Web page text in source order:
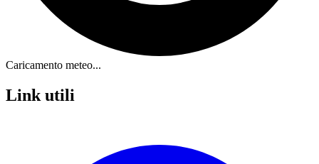
Caricamento meteo...
Link utili